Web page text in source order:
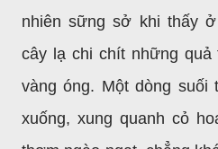
nhiên sững sở khi thấy
cây lạ chi chít những quả
vàng óng. Một dòng suối
xuống, xung quanh cỏ